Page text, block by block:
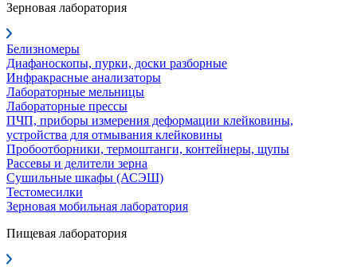
Зерновая лаборатория
Белизномеры
Диафаноскопы, пурки, доски разборные
Инфракрасные анализаторы
Лабораторные мельницы
Лабораторные прессы
ПЧП, приборы измерения деформации клейковины,
устройства для отмывания клейковины
Пробоотборники, термоштанги, контейнеры, щупы
Рассевы и делители зерна
Сушильные шкафы (АСЭШ)
Тестомесилки
Зерновая мобильная лаборатория
Пищевая лаборатория